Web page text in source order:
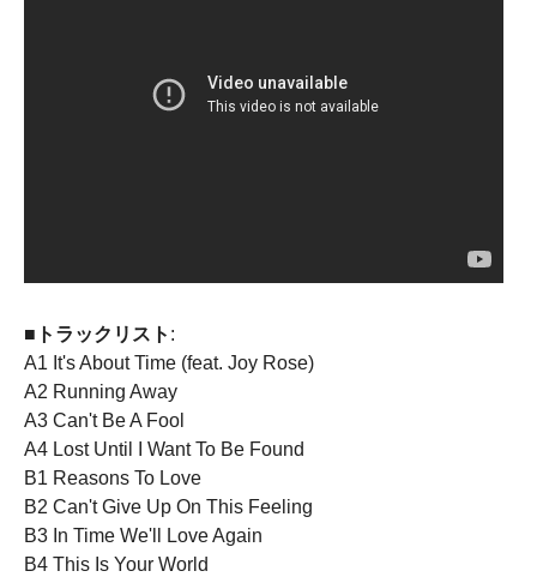
■トラックリスト :
A1 It's About Time (feat. Joy Rose)
A2 Running Away
A3 Can't Be A Fool
A4 Lost Until I Want To Be Found
B1 Reasons To Love
B2 Can't Give Up On This Feeling
B3 In Time We'll Love Again
B4 This Is Your World